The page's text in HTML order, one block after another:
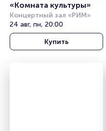
«Комната культуры»
Концертный зал «РИМ»
24 авг, пн, 20:00
Купить